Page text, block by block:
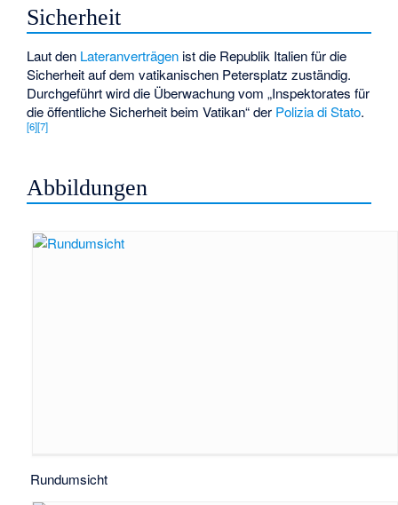
Sicherheit
Laut den Lateranverträgen ist die Republik Italien für die
Sicherheit auf dem vatikanischen Petersplatz zuständig.
Durchgeführt wird die Überwachung vom „Inspektorates für
die öffentliche Sicherheit beim Vatikan“ der Polizia di Stato.
[6][7]
Abbildungen
Rundumsicht